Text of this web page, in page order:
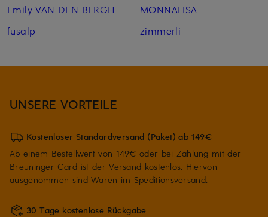
Emily VAN DEN BERGH
fusalp
MONNALISA
zimmerli
UNSERE VORTEILE
Kostenloser Standardversand (Paket) ab 149€
Ab einem Bestellwert von 149€ oder bei Zahlung mit der
Breuninger Card ist der Versand kostenlos. Hiervon
ausgenommen sind Waren im Speditionsversand.
30 Tage kostenlose Rückgabe